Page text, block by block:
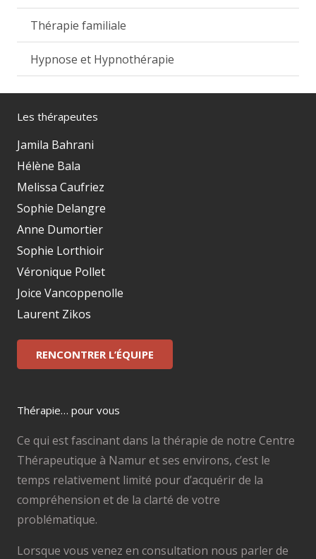
Thérapie familiale
Hypnose et Hypnothérapie
Les thérapeutes
Jamila Bahrani
Hélène Bala
Melissa Caufriez
Sophie Delangre
Anne Dumortier
Sophie Lorthioir
Véronique Pollet
Joice Vancoppenolle
Laurent Zikos
RENCONTRER L’ÉQUIPE
Thérapie… pour vous
Ce qui est fascinant dans la thérapie de notre Centre
Thérapeutique à Namur et ses environs, c’est le
temps relativement limité pour d’acquérir de la
compréhension et de la clarté de votre
problématique.
Lorsque vous venez en consultation nous parler de